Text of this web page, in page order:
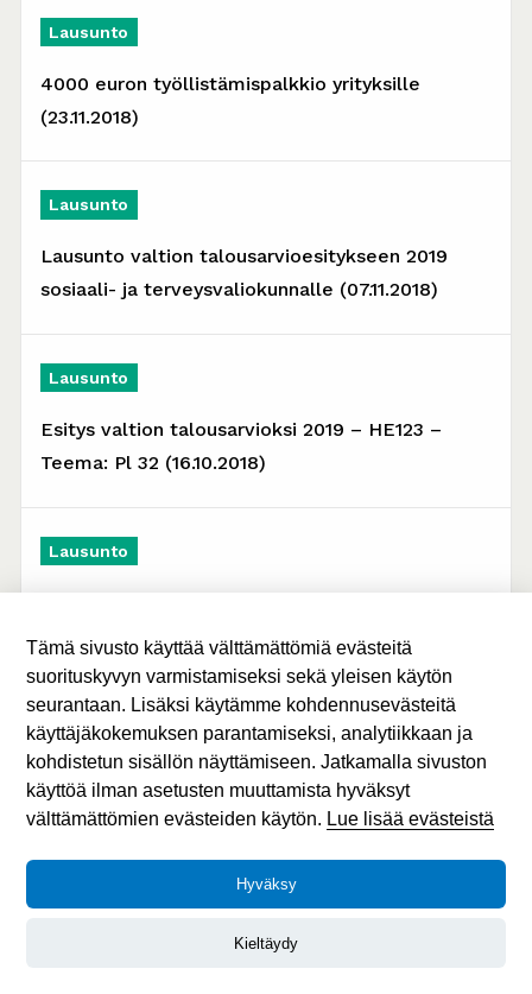
Lausunto
4000 euron työllistämispalkkio yrityksille
(23.11.2018)
Lausunto
Lausunto valtion talousarvioesitykseen 2019
sosiaali- ja terveysvaliokunnalle (07.11.2018)
Lausunto
Esitys valtion talousarvioksi 2019 – HE123 –
Teema: Pl 32 (16.10.2018)
Lausunto
(11.10.2018)
Lausunto
Työttömien Keskusjärjestön lausunto HE/93
talousvaliokunnalle (03.10.2018)
TEM Omatoimisen työnhaun malli
Tämä sivusto käyttää välttämättömiä evästeitä
suorituskyvyn varmistamiseksi sekä yleisen käytön
seurantaan. Lisäksi käytämme kohdennusevästeitä
käyttäjäkokemuksen parantamiseksi, analytiikkaan ja
kohdistetun sisällön näyttämiseen. Jatkamalla sivuston
käyttöä ilman asetusten muuttamista hyväksyt
välttämättömien evästeiden käytön. Lue lisää evästeistä
Hyväksy
Kieltäydy